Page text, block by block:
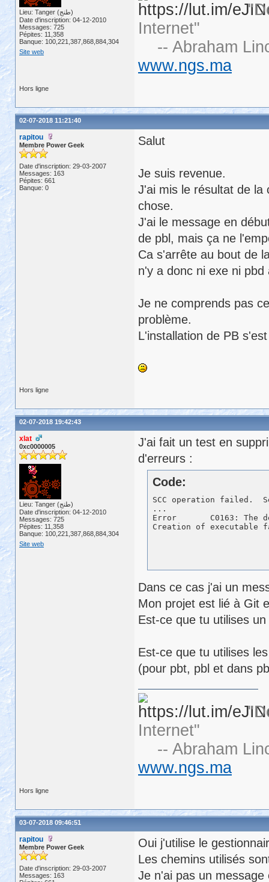
Lieu: Tanger (طنج)
Date d'inscription: 04-12-2010
Messages: 725
Pépites: 11,358
Banque: 100,221,387,868,884,304
Site web
Internet"
-- Abraham
www.ngs.ma
Hors ligne
02-07-2018 11:21:40
rapitou
Membre Power Geek
Date d'inscription: 29-03-2007
Messages: 163
Pépites: 661
Banque: 0
Salut
Je suis revenue.
J'ai mis le résultat de la
chose.
J'ai le message en
de pbl, mais ça ne
Ca s'arrête au bout de
n'y a donc ni exe ni
Je ne comprends pas
problème.
L'installation de PB
Hors ligne
02-07-2018 19:42:43
xlat
0xc0000005
Lieu: Tanger (طنج)
Date d'inscription: 04-12-2010
Messages: 725
Pépites: 11,358
Banque: 100,221,387,868,884,304
Site web
J'ai fait un test en
d'erreurs :
Code:
SCC operation failed.
...
Error       C0163: The
Dans ce cas j'ai un
Mon projet est lié à Git
Est-ce que tu utilises un
Est-ce que tu utilises
(pour pbt, pbl et dans
Internet"
-- Abraham
www.ngs.ma
Hors ligne
03-07-2018 09:46:51
rapitou
Membre Power Geek
Date d'inscription: 29-03-2007
Messages: 163
Oui j'utilise le
Les chemins utilisés
Je n'ai pas un